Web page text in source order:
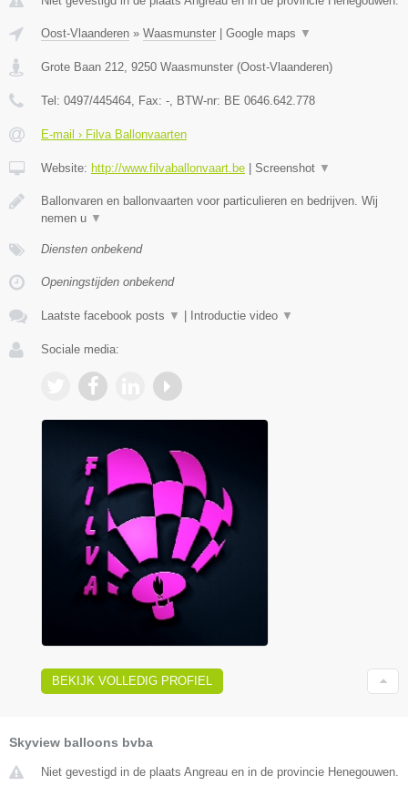
Oost-Vlaanderen » Waasmunster | Google maps ▼
Grote Baan 212 9250 Waasmunster (Oost-Vlaanderen)
Tel: 0497/445464 , Fax: - , BTW-nr: BE 0646.642.778
E-mail › Filva Ballonvaarten
Website: http://www.filvaballonvaart.be | Screenshot ▼
Ballonvaren en ballonvaarten voor particulieren en bedrijven. Wij
nemen u ▼
Diensten onbekend
Openingstijden onbekend
Laatste facebook posts ▼ | Introductie video ▼
Sociale media:
BEKIJK VOLLEDIG PROFIEL
Skyview balloons bvba
Niet gevestigd in de plaats Angreau en in de provincie Henegouwen.